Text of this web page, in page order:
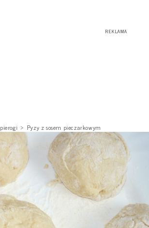
pierogi Pyzy z sosem pieczarkowym